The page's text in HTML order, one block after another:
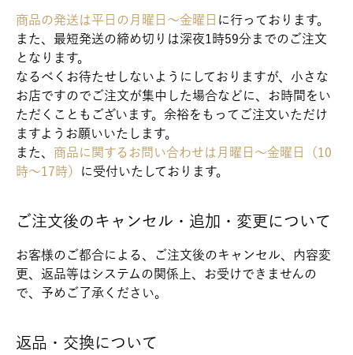
商品の発送は平日の月曜日～金曜日 に行っております。
また、最短発送の締め切りは深夜1時59分までのご注文
となります。
なるべくお待たせしないようにしておりますが、小さな
お店ですのでご注文が集中した場合などに、お時間をい
ただくこともございます。余裕をもってご注文いただけ
ますようお願いいたします。
また、 商品に関するお問い合わせは月曜日～金曜日（10
時～17時）
に受付いたしております。
ご注文後のキャンセル・追加・変更について
お客様のご都合による、ご注文後のキャンセル、内容変
更、返品等はシステムの関係上、お受けできませんの
で、予めご了承ください。
返品・交換について